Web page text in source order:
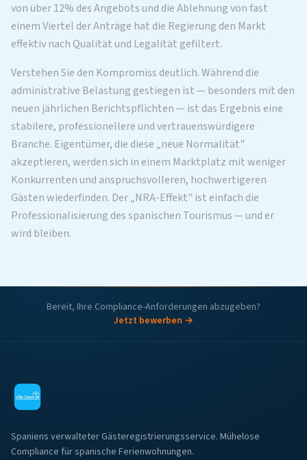
von über 12% des Angebots und die Ablehnung von fast
einem Viertel der Anträge hat die Regierung den Markt
effektiv nach Qualität und Legalität gefiltert.
Verstehen Sie den Kompromiss deutlich. Während die
administrative Belastung gestiegen ist — besonders mit den
neuen jährlichen Berichtspflichten — ist das Ergebnis eine
stabilere, professionellere und vertrauenswürdigere
Branche. Eigentümer, die diese „neue Normalität"
akzeptieren, werden sich in einem Marktplatz mit weniger
Konkurrenten und anspruchsvolleren, hochwertigeren
Gästen wiederfinden. Der „NRA-Effekt" ist einfach die
Professionalisierung des spanischen Tourismus — und er
wird bleiben.
Bereit, Ihre Compliance-Anforderungen abzugeben?
Jetzt bewerben →
Spaniens verwalteter Gästeregistrierungsservice. Mühelose
Compliance für spanische Ferienwohnungen.